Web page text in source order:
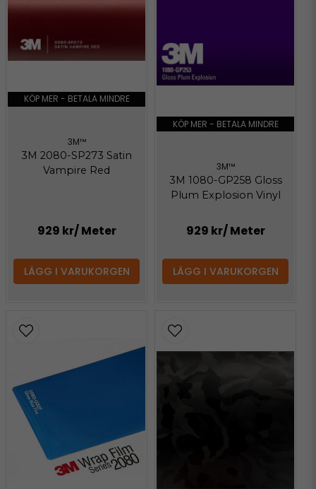
KÖP MER - BETALA MINDRE
3M™
3M 2080-SP273 Satin
Vampire Red
929 kr/ Meter
LÄGG I VARUKORGEN
KÖP MER - BETALA MINDRE
3M™
3M 1080-GP258 Gloss
Plum Explosion Vinyl
929 kr/ Meter
LÄGG I VARUKORGEN